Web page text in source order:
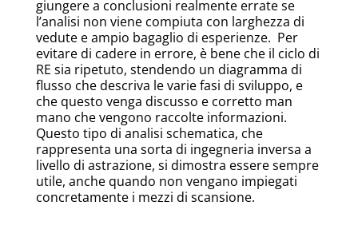
giungere a conclusioni realmente errate se
l’analisi non viene compiuta con larghezza di
vedute e ampio bagaglio di esperienze. Per
evitare di cadere in errore, è bene che il ciclo di
RE sia ripetuto, stendendo un diagramma di
flusso che descriva le varie fasi di sviluppo, e
che questo venga discusso e corretto man
mano che vengono raccolte informazioni.
Questo tipo di analisi schematica, che
rappresenta una sorta di ingegneria inversa a
livello di astrazione, si dimostra essere sempre
utile, anche quando non vengano impiegati
concretamente i mezzi di scansione.